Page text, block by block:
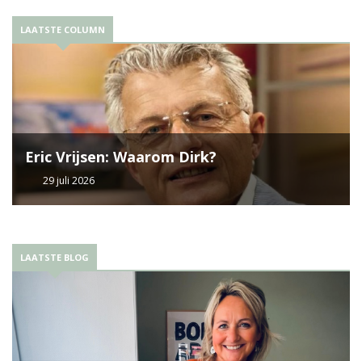
LAATSTE COLUMN
Eric Vrijsen: Waarom Dirk?
29 juli 2026
LAATSTE BLOG